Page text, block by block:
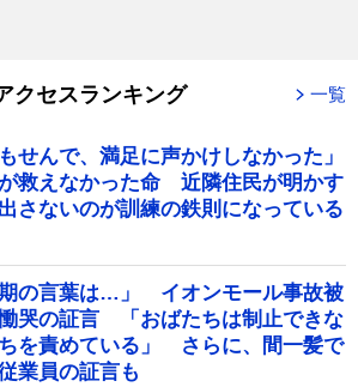
クセスランキング 一覧
せんで、満足に声かけしなかった」
救えなかった命 近隣住民が明かす
さないのが訓練の鉄則になっている
期の言葉は…」 イオンモール事故被
哭の証言 「おばたちは制止できな
を責めている」 さらに、間一髪で
業員の証言も